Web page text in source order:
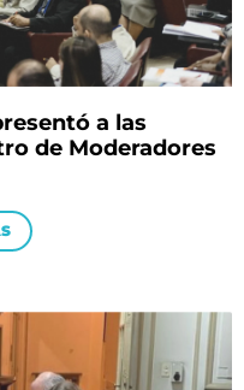
a las
de Moderadores